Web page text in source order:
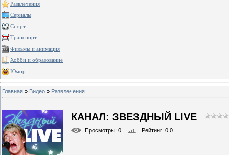
Развлечения
Сериалы
Спорт
Транспорт
Фильмы и анимация
Хобби и образование
Юмор
Главная » Видео » Развлечения
КАНАЛ: ЗВЕЗДНЫЙ LIVE
Просмотры: 0 Рейтинг: 0.0